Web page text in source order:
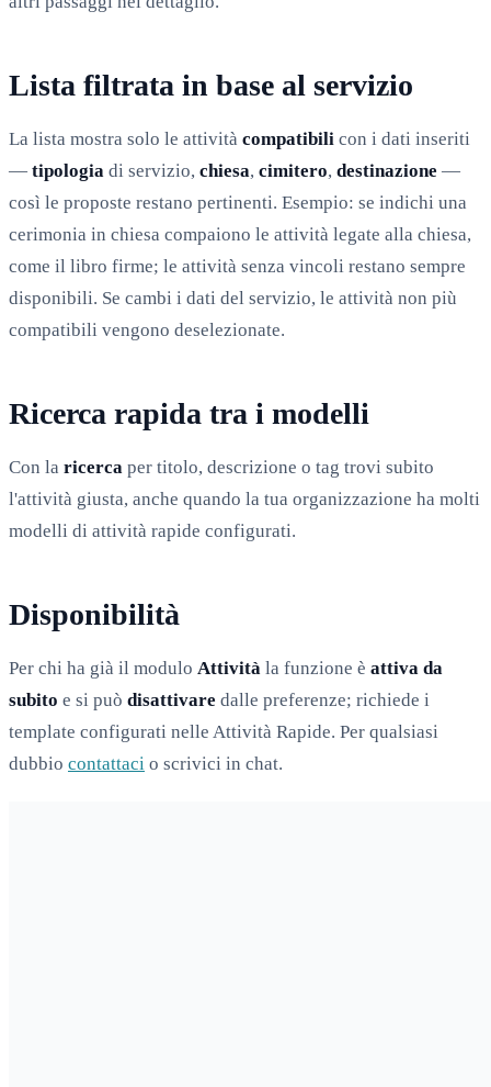
Lista filtrata in base al servizio
La lista mostra solo le attività compatibili con i dati inseriti
— tipologia di servizio, chiesa, cimitero, destinazione —
così le proposte restano pertinenti. Esempio: se indichi una
cerimonia in chiesa compaiono le attività legate alla chiesa,
come il libro firme; le attività senza vincoli restano sempre
disponibili. Se cambi i dati del servizio, le attività non più
compatibili vengono deselezionate.
Ricerca rapida tra i modelli
Con la ricerca per titolo, descrizione o tag trovi subito
l'attività giusta, anche quando la tua organizzazione ha molti
modelli di attività rapide configurati.
Disponibilità
Per chi ha già il modulo Attività la funzione è attiva da
subito e si può disattivare dalle preferenze; richiede i
template configurati nelle Attività Rapide. Per qualsiasi
dubbio contattaci o scrivici in chat.